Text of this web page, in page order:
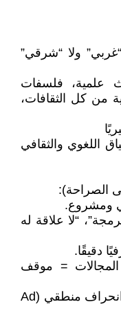
ولا “شرقي”
علمية، فلسفات
من كل الثقافات،
اللغوي والثقافي
ومشروع.
“لا علاقة له
دقيقًا.
= موقف
تحويل هذا الرفض إلى اتهام نوايا = انحراف منطقي (Ad